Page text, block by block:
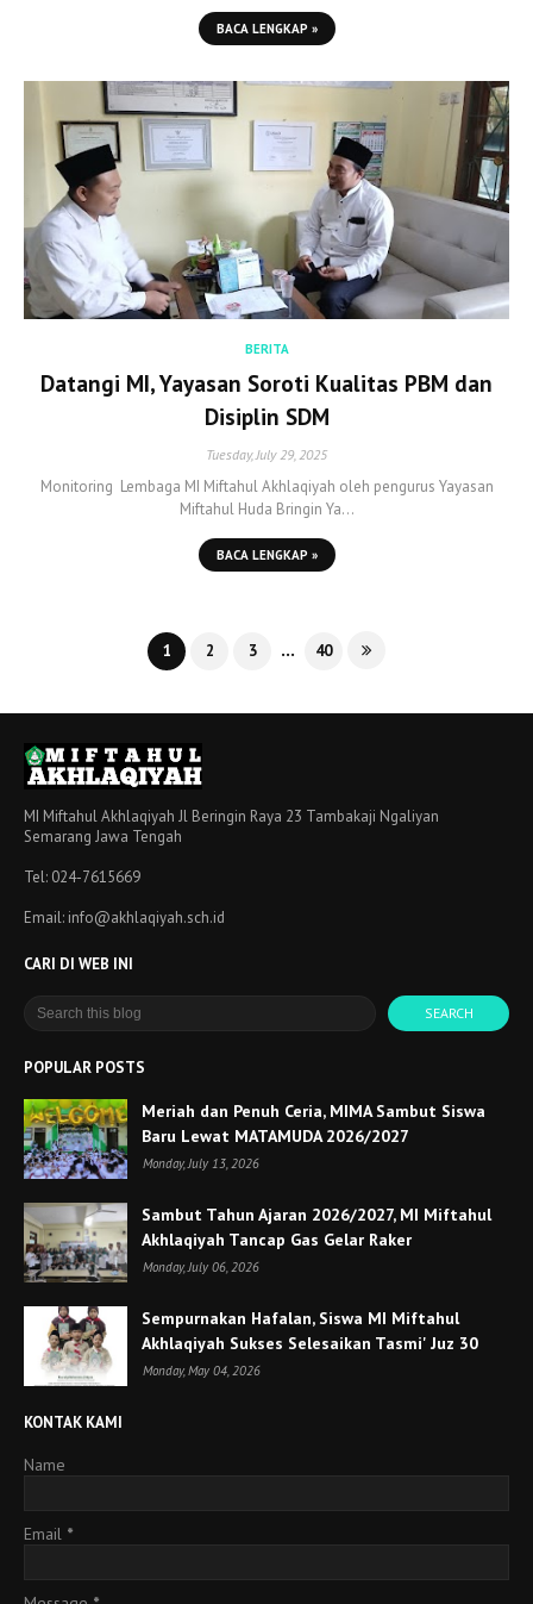
BACA LENGKAP »
BERITA
Datangi MI, Yayasan Soroti Kualitas PBM dan
Disiplin SDM
Tuesday, July 29, 2025
Monitoring Lembaga MI Miftahul Akhlaqiyah oleh pengurus Yayasan
Miftahul Huda Bringin Ya…
BACA LENGKAP »
1 2 3 ... 40
MI Miftahul Akhlaqiyah Jl Beringin Raya 23 Tambakaji Ngaliyan
Semarang Jawa Tengah
Tel: 024-7615669
Email: info@akhlaqiyah.sch.id
CARI DI WEB INI
POPULAR POSTS
Meriah dan Penuh Ceria, MIMA Sambut Siswa
Baru Lewat MATAMUDA 2026/2027
Monday, July 13, 2026
Sambut Tahun Ajaran 2026/2027, MI Miftahul
Akhlaqiyah Tancap Gas Gelar Raker
Monday, July 06, 2026
Sempurnakan Hafalan, Siswa MI Miftahul
Akhlaqiyah Sukses Selesaikan Tasmi' Juz 30
Monday, May 04, 2026
KONTAK KAMI
Name
Email *